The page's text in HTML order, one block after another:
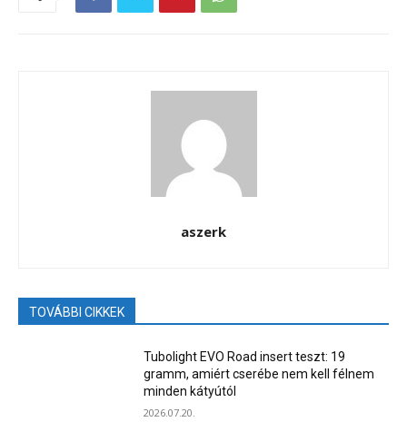
aszerk
TOVÁBBI CIKKEK
Tubolight EVO Road insert teszt: 19
gramm, amiért cserébe nem kell félnem
minden kátyútól
2026.07.20.